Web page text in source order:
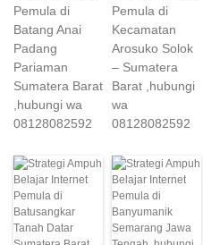
Pemula di
Batang Anai
Padang
Pariaman
Sumatera Barat
,hubungi wa
08128082592
Pemula di
Kecamatan
Arosuko Solok
– Sumatera
Barat ,hubungi
wa
08128082592